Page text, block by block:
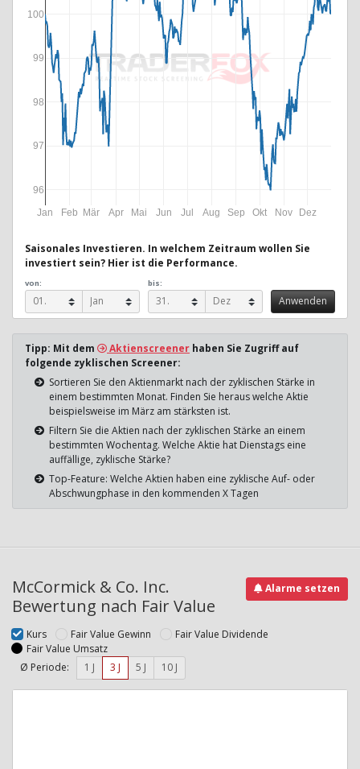
Jan Feb Mär Apr Mai Jun Jul Aug Sep Okt Nov Dez
96
97
98
99
100
Saisonales Investieren. In welchem Zeitraum wollen Sie
investiert sein? Hier ist die Performance.
von: bis:
Tipp: Mit dem Aktienscreener haben Sie Zugriff auf
folgende zyklischen Screener:
Sortieren Sie den Aktienmarkt nach der zyklischen Stärke in
einem bestimmten Monat. Finden Sie heraus welche Aktie
beispielsweise im März am stärksten ist.
Filtern Sie die Aktien nach der zyklischen Stärke an einem
bestimmten Wochentag. Welche Aktie hat Dienstags eine
auffällige, zyklische Stärke?
Top-Feature: Welche Aktien haben eine zyklische Auf- oder
Abschwungphase in den kommenden X Tagen
McCormick & Co. Inc.
Bewertung nach Fair Value
Alarme setzen
Kurs Fair Value Gewinn
Fair Value Dividende
Fair Value Umsatz
Ø Periode:
1 J 3 J 5 J 10 J